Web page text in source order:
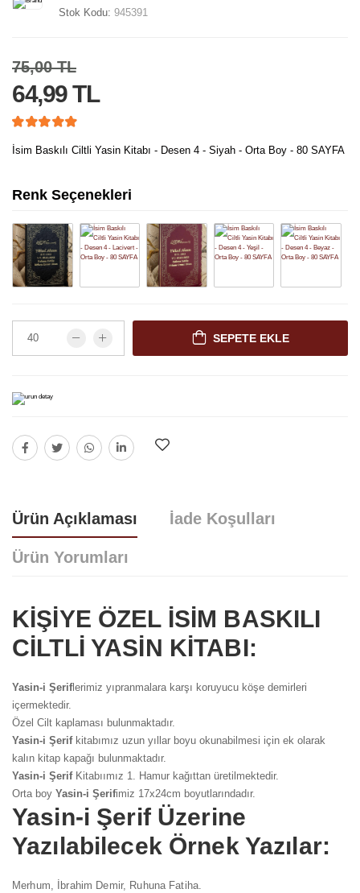
Stok Kodu: 945391
75,00 TL
64,99 TL
İsim Baskılı Ciltli Yasin Kitabı - Desen 4 - Siyah - Orta Boy - 80 SAYFA
Renk Seçenekleri
SEPETE EKLE
Ürün Açıklaması İade Koşulları
Ürün Yorumları
KİŞİYE ÖZEL İSİM BASKILI
CİLTLİ YASİN KİTABI:
Yasin-i Şeriflerimiz yıpranmalara karşı koruyucu köşe demirleri
içermektedir.
Özel Cilt kaplaması bulunmaktadır.
Yasin-i Şerifkitabımız uzun yıllar boyu okunabilmesi için ek olarak
kalın kitap kapağı bulunmaktadır.
Yasin-i ŞerifKitabıımız 1. Hamur kağıttan üretilmektedir.
Orta boy Yasin-i Şerifimiz 17x24cm boyutlarındadır.
Yasin-i ŞerifÜzerine
Yazılabilecek Örnek Yazılar:
Merhum, İbrahim Demir, Ruhuna Fatiha.
Yorum bulunamadı..